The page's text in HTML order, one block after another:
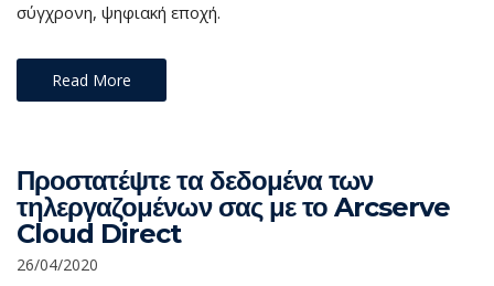
σύγχρονη, ψηφιακή εποχή.
Read More
Προστατέψτε τα δεδομένα των
τηλεργαζομένων σας με το Arcserve
Cloud Direct
26/04/2020